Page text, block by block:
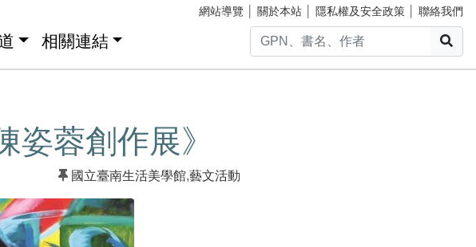
網站導覽 關於本站 隱私權及安全政策 聯絡我們
相關連結
姿蓉創作展》
國立臺南生活美學館,藝文活動